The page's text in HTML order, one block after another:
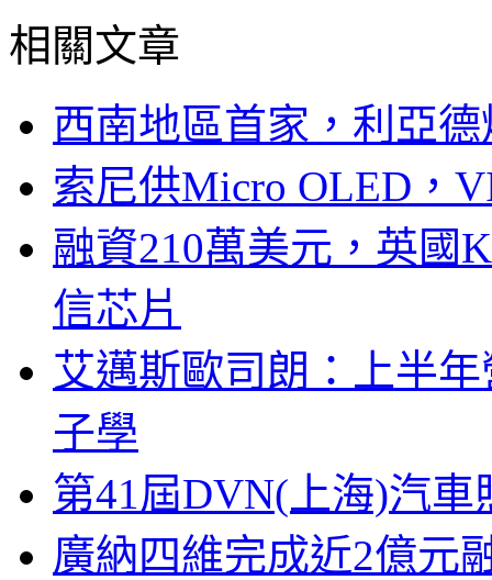
相關文章
西南地區首家，利亞
索尼供Micro OLED，
融資210萬美元，英國
信芯片
艾邁斯歐司朗：上半
子學
第41屆DVN(上海)汽
廣納四維完成近2億元